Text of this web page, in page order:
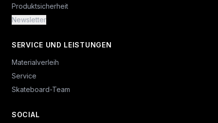
Produktsicherheit
Newsletter
SERVICE UND LEISTUNGEN
Materialverleih
Service
Skateboard-Team
SOCIAL